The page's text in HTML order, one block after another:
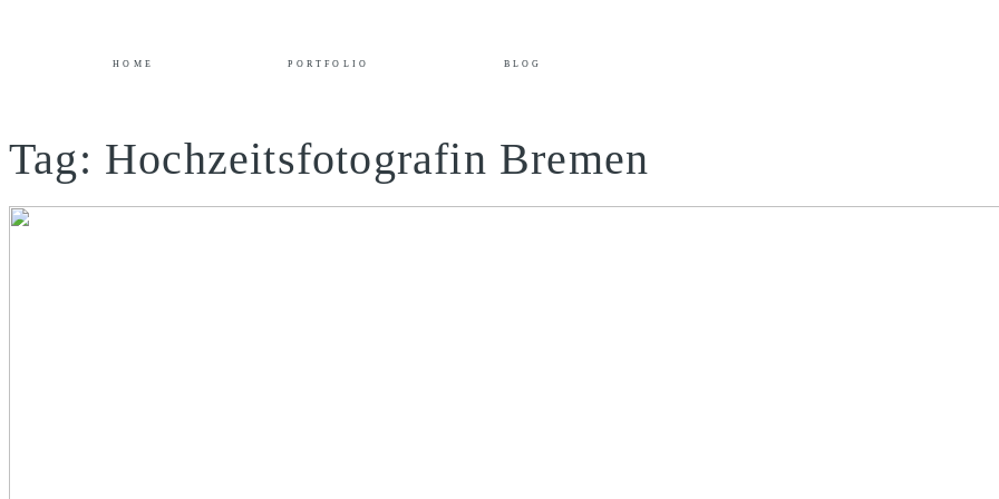
HOME PORTFOLIO BLOG
Tag: Hochzeitsfotografin Bremen